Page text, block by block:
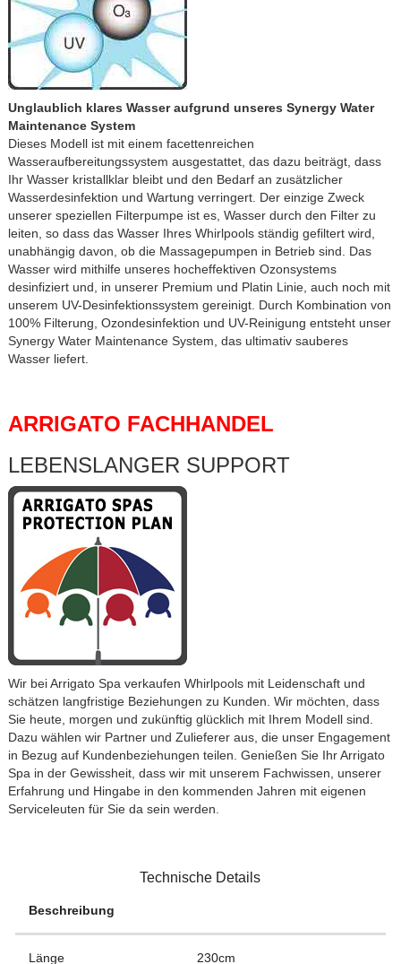
Unglaublich klares Wasser aufgrund unseres Synergy Water
Maintenance System
Dieses Modell ist mit einem facettenreichen
Wasseraufbereitungssystem ausgestattet, das dazu beiträgt, dass
Ihr Wasser kristallklar bleibt und den Bedarf an zusätzlicher
Wasserdesinfektion und Wartung verringert. Der einzige Zweck
unserer speziellen Filterpumpe ist es, Wasser durch den Filter zu
leiten, so dass das Wasser Ihres Whirlpools ständig gefiltert wird,
unabhängig davon, ob die Massagepumpen in Betrieb sind. Das
Wasser wird mithilfe unseres hocheffektiven Ozonsystems
desinfiziert und, in unserer Premium und Platin Linie, auch noch mit
unserem UV-Desinfektionssystem gereinigt. Durch Kombination von
100% Filterung, Ozondesinfektion und UV-Reinigung entsteht unser
Synergy Water Maintenance System, das ultimativ sauberes
Wasser liefert.
ARRIGATO FACHHANDEL
LEBENSLANGER SUPPORT
Wir bei Arrigato Spa verkaufen Whirlpools mit Leidenschaft und
schätzen langfristige Beziehungen zu Kunden. Wir möchten, dass
Sie heute, morgen und zukünftig glücklich mit Ihrem Modell sind.
Dazu wählen wir Partner und Zulieferer aus, die unser Engagement
in Bezug auf Kundenbeziehungen teilen. Genießen Sie Ihr Arrigato
Spa in der Gewissheit, dass wir mit unserem Fachwissen, unserer
Erfahrung und Hingabe in den kommenden Jahren mit eigenen
Serviceleuten für Sie da sein werden.
Technische Details
Beschreibung
Länge 230cm